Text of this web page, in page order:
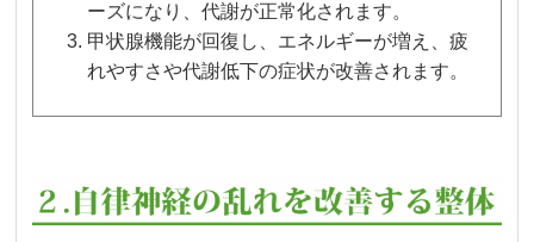
ーズになり、代謝が正常化されます。
甲状腺機能が回復し、エネルギーが増え、疲
れやすさや代謝低下の症状が改善されます。